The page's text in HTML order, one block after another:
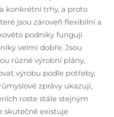
konkrétní trhy, a proto
jsou zároveň flexibilní a
podniky fungují
velmi dobře. Jsou
různé výrobní plány,
výrobu podle potřeby,
zprávy ukazují,
roste stále stejným
skutečně existuje